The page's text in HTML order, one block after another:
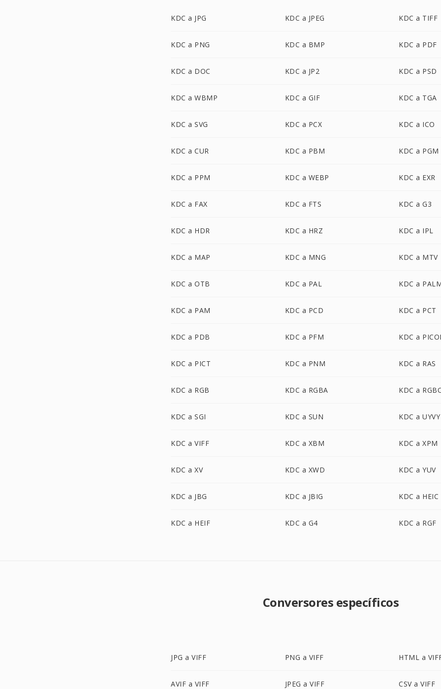
KDC a JPG KDC a JPEG KDC a TIFF
KDC a PNG KDC a BMP KDC a PDF
KDC a DOC KDC a JP2 KDC a PSD
KDC a WBMP KDC a GIF KDC a TGA
KDC a SVG KDC a PCX KDC a ICO
KDC a CUR KDC a PBM KDC a PGM
KDC a PPM KDC a WEBP KDC a EXR
KDC a FAX KDC a FTS KDC a G3
KDC a HDR KDC a HRZ KDC a IPL
KDC a MAP KDC a MNG KDC a MTV
KDC a OTB KDC a PAL KDC a
KDC a PAM KDC a PCD KDC a PCT
KDC a PDB KDC a PFM KDC a
KDC a PICT KDC a PNM KDC a RAS
KDC a RGB KDC a RGBA KDC a
KDC a SGI KDC a SUN KDC a UYVY
KDC a VIFF KDC a XBM KDC a XPM
KDC a XV KDC a XWD KDC a YUV
KDC a JBG KDC a JBIG KDC a HEIC
KDC a HEIF KDC a G4 KDC a RGF
Conversores específicos
JPG a VIFF PNG a VIFF HTML a
AVIF a VIFF JPEG a VIFF CSV a VIFF